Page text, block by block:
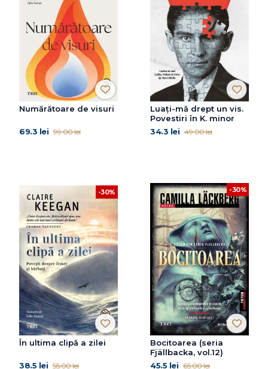
Numărătoare de visuri
69.3 lei 99.00 lei
Luați-mă drept un vis.
Povestiri în K. minor
34.3 lei 49.00 lei
-30%
În ultima clipă a zilei
38.5 lei 55.00 lei
-30%
Bocitoarea (seria
Fjällbacka, vol.12)
45.5 lei 65.00 lei